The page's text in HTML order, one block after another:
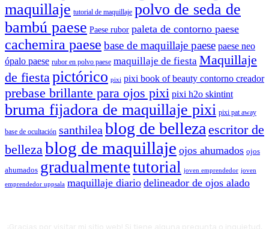
maquillaje tutorial de maquillaje polvo de seda de
bambú paese Paese rubor paleta de contorno paese
cachemira paese base de maquillaje paese paese neo
ópalo paese rubor en polvo paese maquillaje de fiesta Maquillaje
de fiestapictórico pixi pixi book of beauty contorno creador
prebase brillante para ojos pixi pixi h2o skintint
bruma fijadora de maquillaje pixi pixi pat away
base de ocultación santhileablog de bellezaescritor de
bellezablog de maquillaje ojos ahumados ojos
ahumados gradualmentetutorial joven emprendedor joven
emprendedor uppsala maquillaje diario delineador de ojos alado